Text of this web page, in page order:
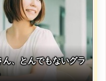
、とんでもないグラ